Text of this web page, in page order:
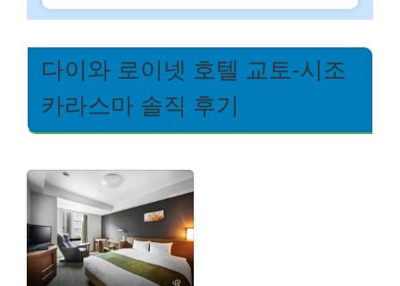
다이와 로이넷 호텔 교토-시조
카라스마 솔직 후기